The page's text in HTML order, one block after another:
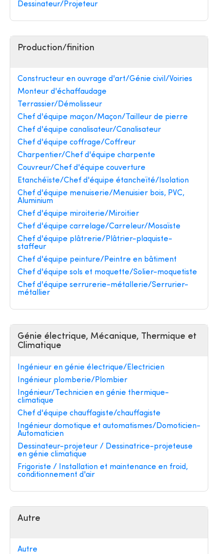
Dessinateur/Projeteur
Production/finition
Constructeur en ouvrage d'art/Génie civil/Voiries
Monteur d'échaffaudage
Terrassier/Démolisseur
Chef d'équipe maçon/Maçon/Tailleur de pierre
Chef d'équipe canalisateur/Canalisateur
Chef d'équipe coffrage/Coffreur
Charpentier/Chef d'équipe charpente
Couvreur/Chef d'équipe couverture
Etanchéïste/Chef d'équipe étancheïté/Isolation
Chef d'équipe menuiserie/Menuisier bois, PVC,
Aluminium
Chef d'équipe miroiterie/Miroitier
Chef d'équipe carrelage/Carreleur/Mosaïste
Chef d'équipe plâtrerie/Plâtrier-plaquiste-
staffeur
Chef d'équipe peinture/Peintre en bâtiment
Chef d'équipe sols et moquette/Solier-moquetiste
Chef d'équipe serrurerie-métallerie/Serrurier-
métallier
Génie électrique, Mécanique, Thermique et
Climatique
Ingénieur en génie électrique/Electricien
Ingénieur plomberie/Plombier
Ingénieur/Technicien en génie thermique-
climatique
Chef d'équipe chauffagiste/chauffagiste
Ingénieur domotique et automatismes/Domoticien-
Automaticien
Dessinateur-projeteur / Dessinatrice-projeteuse
en génie climatique
Frigoriste / Installation et maintenance en froid,
conditionnement d'air
Autre
Autre